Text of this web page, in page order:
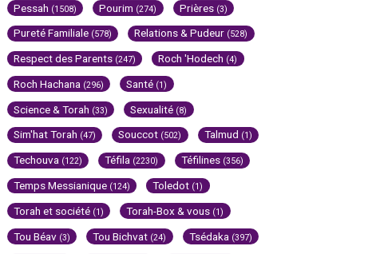
Pessah (1508) Pourim (274) Prières (3)
Pureté Familiale (578) Relations & Pudeur (528)
Respect des Parents (247) Roch 'Hodech (4)
Roch Hachana (296) Santé (1)
Science & Torah (33) Sexualité (8)
Sim'hat Torah (47) Souccot (502) Talmud (1)
Techouva (122) Téfila (2230) Téfilines (356)
Temps Messianique (124) Toledot (1)
Torah et société (1) Torah-Box & vous (1)
Tou Béav (3) Tou Bichvat (24) Tsédaka (397)